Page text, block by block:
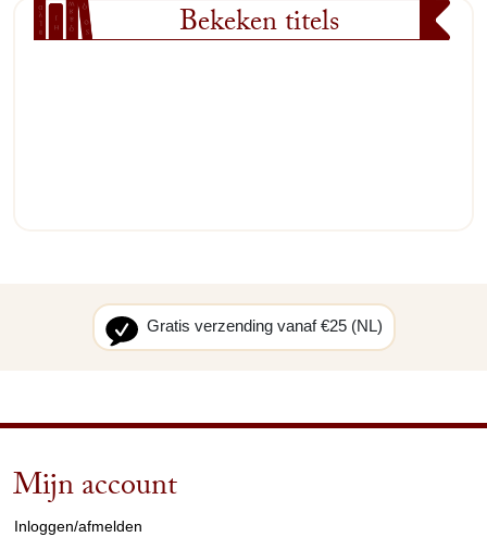
Bekeken titels
Gratis verzending vanaf €25 (NL)
Mijn account
Inloggen/afmelden